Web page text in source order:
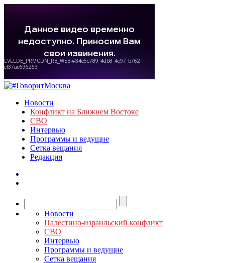
Новости
Конфликт на Ближнем Востоке
СВО
Интервью
Программы и ведущие
Сетка вещания
Редакция
Новости
Палестино-израильский конфликт
СВО
Интервью
Программы и ведущие
Сетка вещания